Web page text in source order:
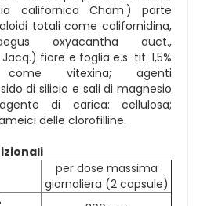
californica Cham.) parte
totali come californidina,
oxyacantha auct.,
fiore e foglia e.s. tit. 1,5%
vitexina; agenti
di silicio e sali di magnesio
di carica: cellulosa;
delle clorofilline.
per dose massima
giornaliera (2 capsule)